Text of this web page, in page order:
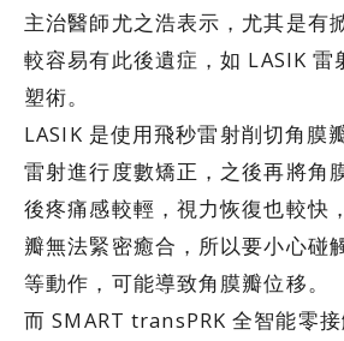
主治醫師尤之浩表示，尤其是有
較容易有此後遺症，如 LASIK 雷
塑術。
LASIK 是使用飛秒雷射削切角膜
雷射進行度數矯正，之後再將角
後疼痛感較輕，視力恢復也較快
瓣無法緊密癒合，所以要小心碰
等動作，可能導致角膜瓣位移。
而 SMART transPRK 全智能零